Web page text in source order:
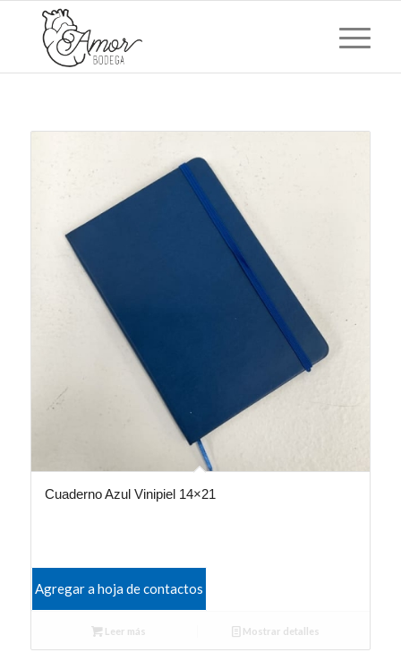
Cuaderno Azul Vinipiel 14×21
Agregar a hoja de contactos
Leer más Mostrar detalles